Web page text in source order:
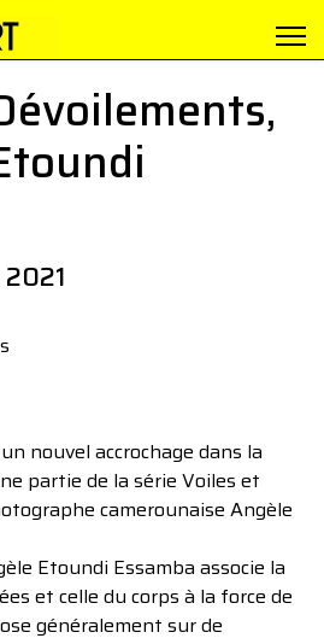
nouvel accrochage dans la
partie de la série Voiles et
camerounaise Angèle
Etoundi Essamba associe la
et celle du corps à la force de
généralement sur de